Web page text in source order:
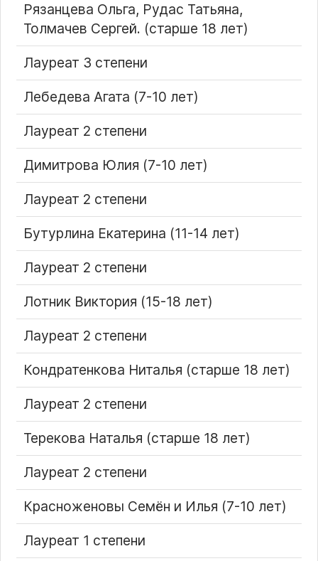
Рязанцева Ольга, Рудас Татьяна,
Толмачев Сергей. (старше 18 лет)
Лауреат 3 степени
Лебедева Агата (7-10 лет)
Лауреат 2 степени
Димитрова Юлия (7-10 лет)
Лауреат 2 степени
Бутурлина Екатерина (11-14 лет)
Лауреат 2 степени
Лотник Виктория (15-18 лет)
Лауреат 2 степени
Кондратенкова Ниталья (старше 18 лет)
Лауреат 2 степени
Терекова Наталья (старше 18 лет)
Лауреат 2 степени
Красноженовы Семён и Илья (7-10 лет)
Лауреат 1 степени